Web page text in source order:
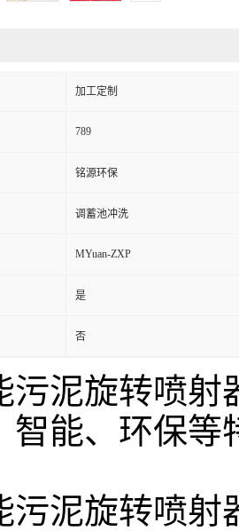
加工定制
789
铭源环保
调蓄池冲洗
MYuan-ZXP
是
否
污泥旋转喷
智能、环保等
污泥旋转喷